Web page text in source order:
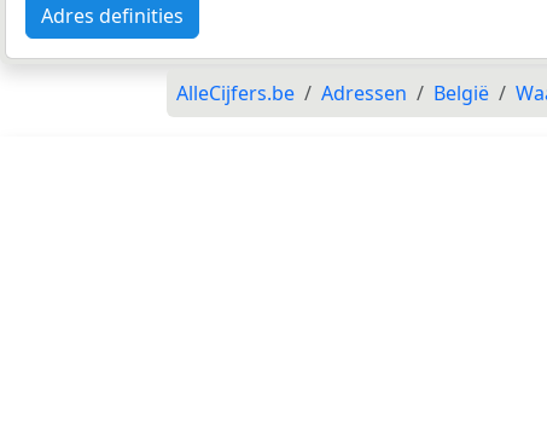
Adres definities
AlleCijfers.be Adressen België